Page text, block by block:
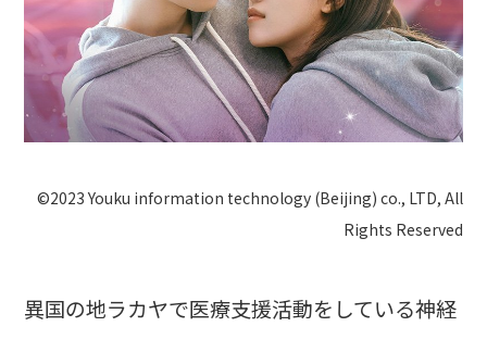
©2023 Youku information technology (Beijing) co., LTD, All
Rights Reserved
異国の地ラカヤで医療支援活動をしている神経